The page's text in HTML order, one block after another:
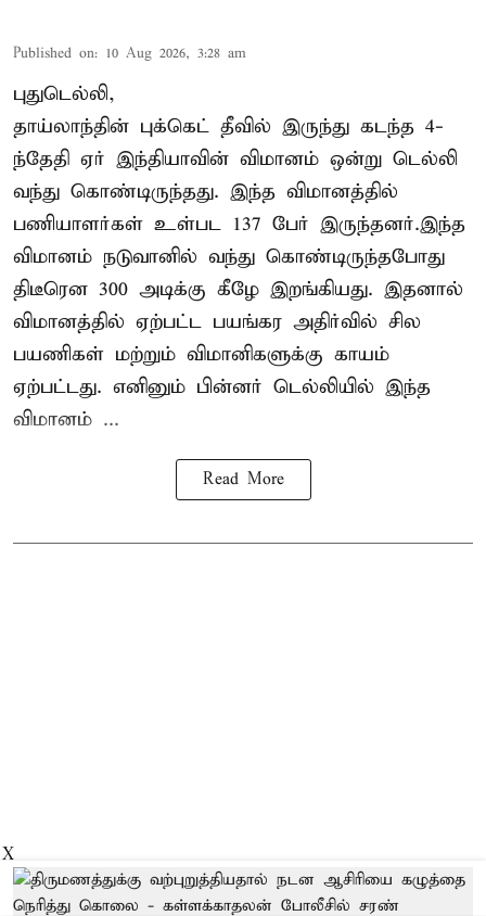
Published on: 10 Aug 2026, 3:28 am
புதுடெல்லி,
தாய்லாந்தின் புக்கெட் தீவில் இருந்து கடந்த 4-
ந்தேதி ஏர் இந்தியாவின் விமானம் ஒன்று டெல்லி
வந்து கொண்டிருந்தது. இந்த விமானத்தில்
பணியாளர்கள் உள்பட 137 பேர் இருந்தனர்.இந்த
விமானம் நடுவானில் வந்து கொண்டிருந்தபோது
திடீரென 300 அடிக்கு கீழே இறங்கியது. இதனால்
விமானத்தில் ஏற்பட்ட பயங்கர அதிர்வில் சில
பயணிகள் மற்றும் விமானிகளுக்கு காயம்
ஏற்பட்டது. எனினும் பின்னர் டெல்லியில் இந்த
விமானம் ...
Read More
X